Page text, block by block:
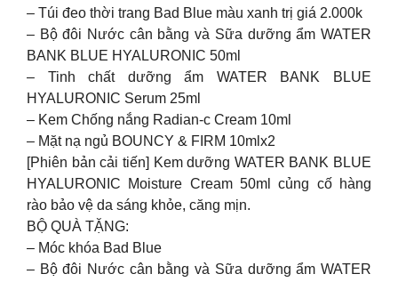
– Túi đeo thời trang Bad Blue màu xanh trị giá 2.000k
– Bộ đôi Nước cân bằng và Sữa dưỡng ẩm WATER
BANK BLUE HYALURONIC 50ml
– Tinh chất dưỡng ẩm WATER BANK BLUE
HYALURONIC Serum 25ml
– Kem Chống nắng Radian-c Cream 10ml
– Mặt nạ ngủ BOUNCY & FIRM 10mlx2
[Phiên bản cải tiến] Kem dưỡng WATER BANK BLUE
HYALURONIC Moisture Cream 50ml củng cố hàng
rào bảo vệ da sáng khỏe, căng mịn.
BỘ QUÀ TẶNG:
– Móc khóa Bad Blue
– Bộ đôi Nước cân bằng và Sữa dưỡng ẩm WATER